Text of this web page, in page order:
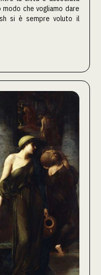
modo che vogliamo dare
si è sempre voluto il